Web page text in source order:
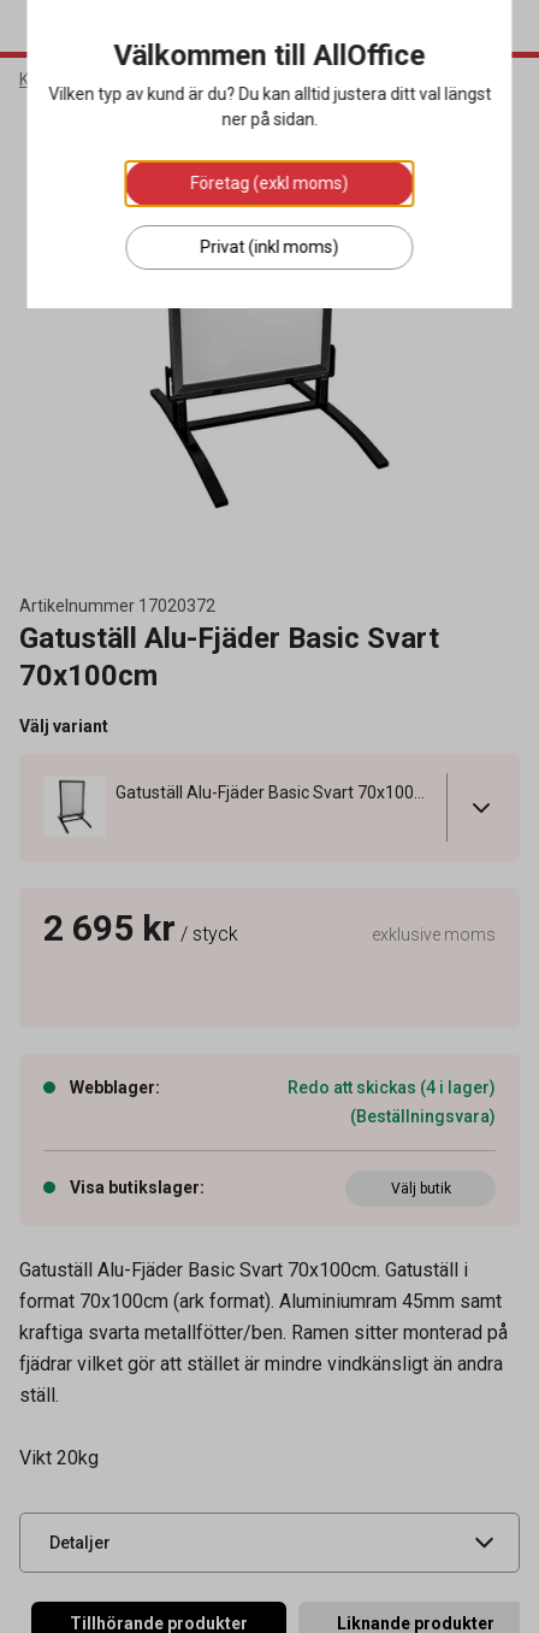
Kontorsmaterial
Artikelnummer 17020372
Gatuställ Alu-Fjäder Basic Svart
70x100cm
Välj variant
2 695 kr / styck exklusive moms
Webblager:
Redo att skickas (4 i lager)
(Beställningsvara)
Visa butikslager: Välj butik
Gatuställ Alu-Fjäder Basic Svart 70x100cm. Gatuställ i
format 70x100cm (ark format). Aluminiumram 45mm samt
kraftiga svarta metallfötter/ben. Ramen sitter monterad på
fjädrar vilket gör att stället är mindre vindkänsligt än andra
ställ.
Vikt 20kg
Detaljer
Leverantörens
UNSPSC 55121908
Tillhörande produkter Liknande produkter
Välkommen till AllOffice
Vilken typ av kund är du? Du kan alltid justera ditt val längst
ner på sidan.
Företag (exkl moms)
Privat (inkl moms)